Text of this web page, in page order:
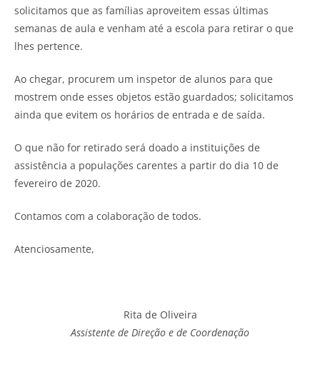
solicitamos que as famílias aproveitem essas últimas
semanas de aula e venham até a escola para retirar o que
lhes pertence.
Ao chegar, procurem um inspetor de alunos para que
mostrem onde esses objetos estão guardados; solicitamos
ainda que evitem os horários de entrada e de saída.
O que não for retirado será doado a instituições de
assistência a populações carentes a partir do dia 10 de
fevereiro de 2020.
Contamos com a colaboração de todos.
Atenciosamente,
Rita de Oliveira
Assistente de Direção e de Coordenação